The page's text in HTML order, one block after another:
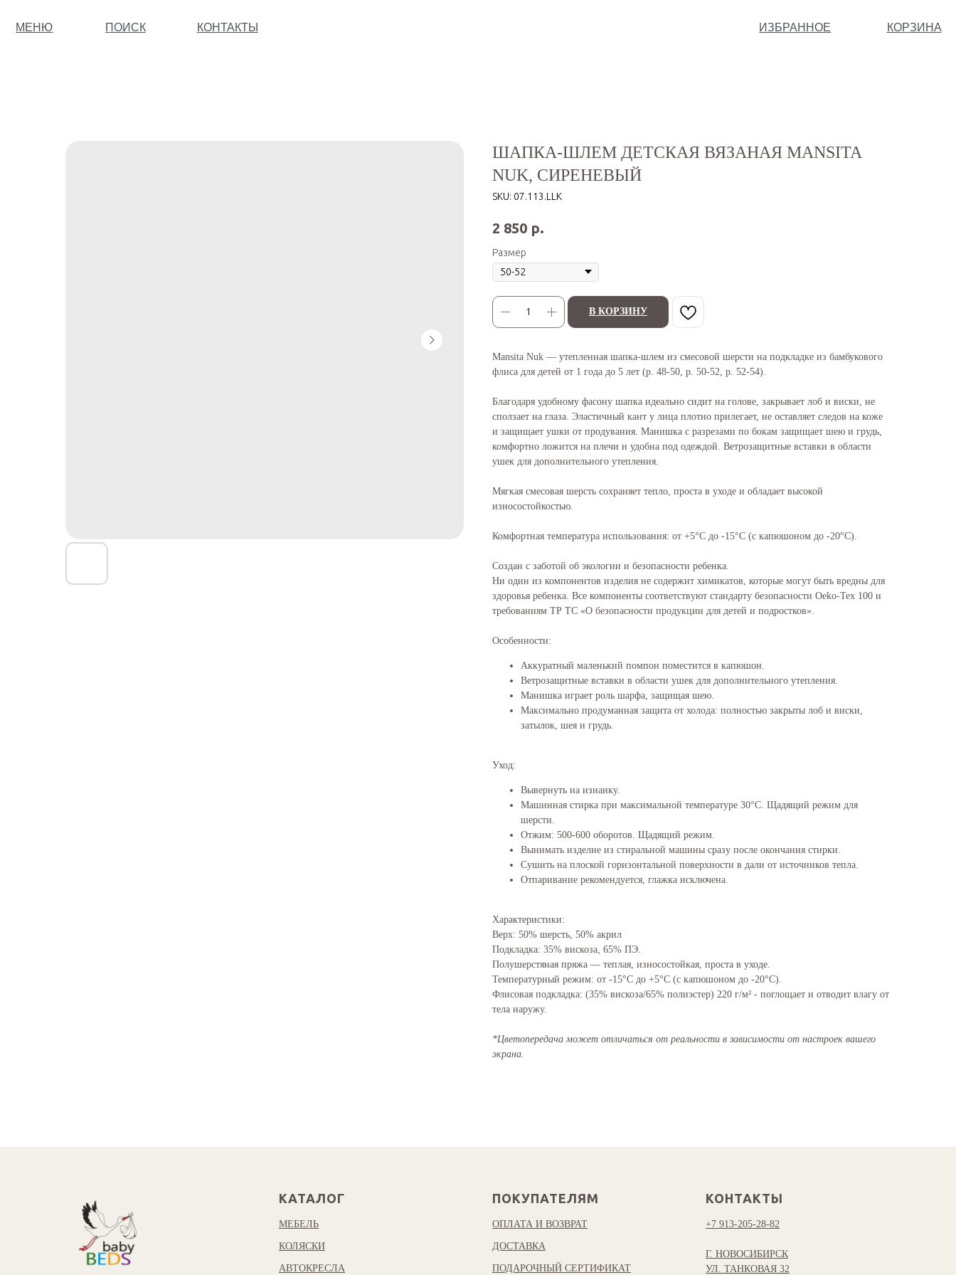
КОРЗИНА
КОНТАКТЫ
ПОИСК
МЕНЮ
ШАПКА-ШЛЕМ ДЕТСКАЯ ВЯЗАНАЯ MANSITA
NUK, СИРЕНЕВЫЙ
SKU: 07.113.LLK
2 850 р.
Размер
В КОРЗИНУ
Mansita Nuk — утепленная шапка-шлем из смесовой шерсти на подкладке из бамбукового
флиса для детей от 1 года до 5 лет (р. 48-50, р. 50-52, р. 52-54).
Благодаря удобному фасону шапка идеально сидит на голове, закрывает лоб и виски, не
сползает на глаза. Эластичный кант у лица плотно прилегает, не оставляет следов на коже
и защищает ушки от продувания. Манишка с разрезами по бокам защищает шею и грудь,
комфортно ложится на плечи и удобна под одеждой. Ветрозащитные вставки в области
ушек для дополнительного утепления.
Мягкая смесовая шерсть сохраняет тепло, проста в уходе и обладает высокой
износостойкостью.
Комфортная температура использования: от +5°C до -15°C (с капюшоном до -20°C).
Создан с заботой об экологии и безопасности ребенка.
Ни один из компонентов изделия не содержит химикатов, которые могут быть вредны для
здоровья ребенка. Все компоненты соответствуют стандарту безопасности Oeko-Tex 100 и
требованиям ТР ТС «О безопасности продукции для детей и подростков».
Особенности:
Аккуратный маленький помпон поместится в капюшон.
Ветрозащитные вставки в области ушек для дополнительного утепления.
Манишка играет роль шарфа, защищая шею.
Максимально продуманная защита от холода: полностью закрыты лоб и виски,
затылок, шея и грудь.
Уход:
Вывернуть на изнанку.
Машинная стирка при максимальной температуре 30°C. Щадящий режим для
шерсти.
Отжим: 500-600 оборотов. Щадящий режим.
Вынимать изделие из стиральной машины сразу после окончания стирки.
Сушить на плоской горизонтальной поверхности в дали от источников тепла.
Отпаривание рекомендуется, глажка исключена.
Характеристики:
Верх: 50% шерсть, 50% акрил
Подкладка: 35% вискоза, 65% ПЭ.
Полушерстяная пряжа — теплая, износостойкая, проста в уходе.
Температурный режим: от -15°С до +5°С (с капюшоном до -20°C).
Флисовая подкладка: (35% вискоза/65% полиэстер) 220 г/м² - поглощает и отводит влагу от
тела наружу.
*Цветопередача может отличаться от реальности в зависимости от настроек вашего
экрана.
КАТАЛОГ
МЕБЕЛЬ
КОЛЯСКИ
АВТОКРЕСЛА
ПОКУПАТЕЛЯМ
ОПЛАТА И ВОЗВРАТ
ДОСТАВКА
ПОДАРОЧНЫЙ СЕРТИФИКАТ
КОНТАКТЫ
+7 913-205-28-82
Г. НОВОСИБИРСК
УЛ. ТАНКОВАЯ 32